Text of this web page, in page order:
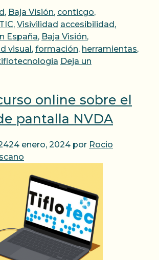
, Baja Visión, conticgo,
TIC, Visivilidad Etiquetas
accesibilidad,
España, Baja Visión,
visual, formación, herramientas,
Deja un
online sobre el
pantalla NVDA
24 enero, 2024 por Rocio